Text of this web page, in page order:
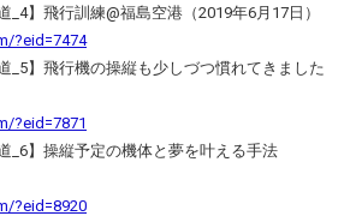
_4】飛行訓練@福島空港（2019年6月17日）
?eid=7474
_5】飛行機の操縦も少しづつ慣れてきました
?eid=7871
_6】操縦予定の機体と夢を叶える手法
?eid=8920